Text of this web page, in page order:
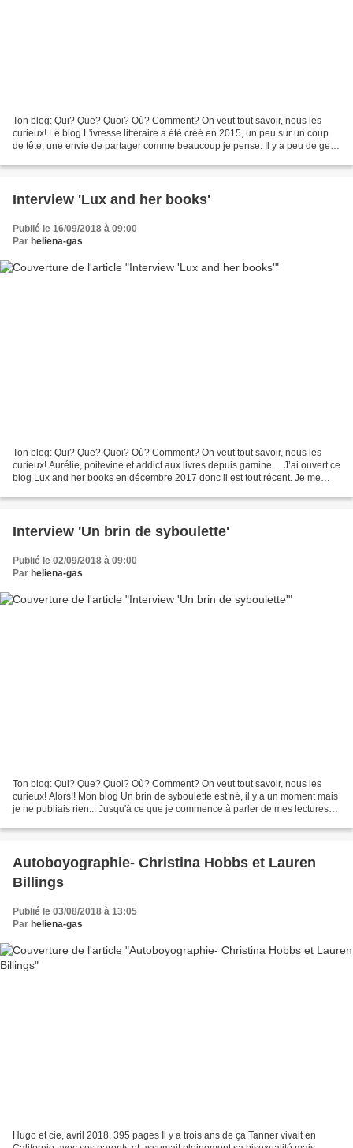
Ton blog: Qui? Que? Quoi? Où? Comment? On veut tout savoir, nous les
curieux! Le blog L'ivresse littéraire a été créé en 2015, un peu sur un coup
de tête, une envie de partager comme beaucoup je pense. Il y a peu de gens
Interview 'Lux and her books'
Publié le 16/09/2018 à 09:00
Par heliena-gas
Ton blog: Qui? Que? Quoi? Où? Comment? On veut tout savoir, nous les
curieux! Aurélie, poitevine et addict aux livres depuis gamine… J’ai ouvert ce
blog Lux and her books en décembre 2017 donc il est tout récent. Je me
Interview 'Un brin de syboulette'
Publié le 02/09/2018 à 09:00
Par heliena-gas
Ton blog: Qui? Que? Quoi? Où? Comment? On veut tout savoir, nous les
curieux! Alors!! Mon blog Un brin de syboulette est né, il y a un moment mais
je ne publiais rien... Jusqu'à ce que je commence à parler de mes lectures
Autoboyographie- Christina Hobbs et Lauren
Billings
Publié le 03/08/2018 à 13:05
Par heliena-gas
Hugo et cie, avril 2018, 395 pages Il y a trois ans de ça Tanner vivait en